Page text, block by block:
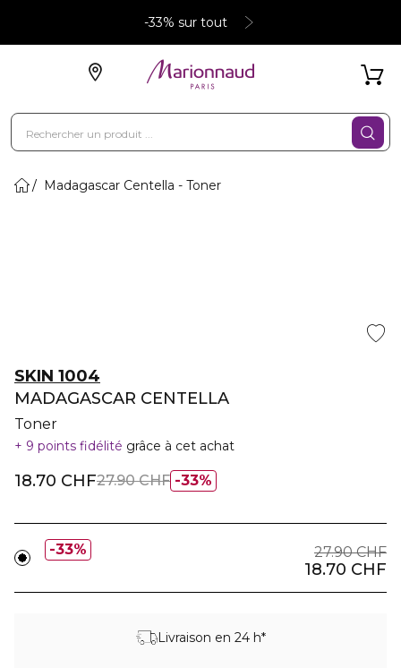
-33% sur tout
Madagascar Centella - Toner
SKIN 1004
MADAGASCAR CENTELLA
Toner
9 points fidélité grâce à cet achat
33%
18.70 CHF27.90 CHF
33% 27.90 CHF
18.70 CHF
Livraison en 24 h*